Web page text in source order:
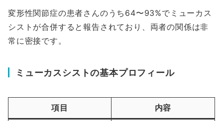
変形性関節症の患者さんのうち64〜93%でミューカス
シストが合併すると報告されており、両者の関係は非
常に密接です。
ミューカスシストの基本プロフィール
項目 内容